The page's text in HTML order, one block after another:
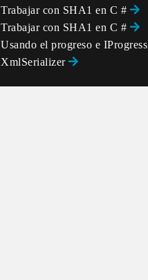
Trabajar con SHA1 en C #
Trabajar con SHA1 en C #
Usando el progreso e IProgress
XmlSerializer